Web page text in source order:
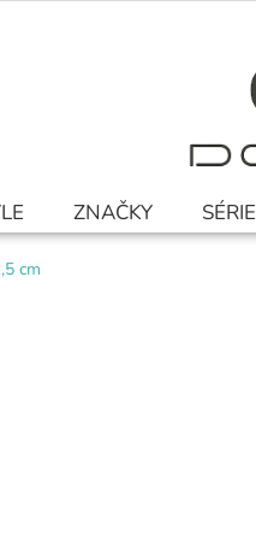
ZNAČKY SÉRIE
cm